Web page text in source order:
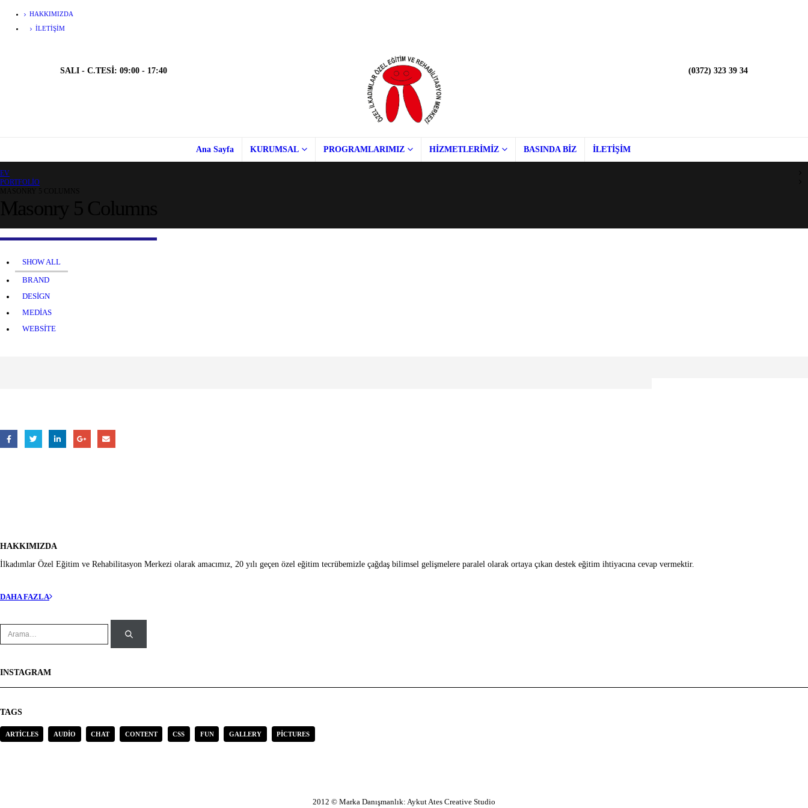
HAKKIMIZDA
İLETIŞIM
SALI - C.TESİ: 09:00 - 17:40 (0372) 323 39 34
Ana Sayfa KURUMSAL PROGRAMLARIMIZ HİZMETLERİMİZ BASINDA BİZ İLETİŞİM
EV
PORTFOLIO
SHOW ALL
BRAND
DESIGN
MEDIAS
WEBSITE
HAKKIMIZDA
İlkadımlar Özel Eğitim ve Rehabilitasyon Merkezi olarak amacımız, 20 yılı geçen özel eğitim tecrübemizle çağdaş bilimsel gelişmelere paralel olarak ortaya çıkan destek eğitim ihtiyacına cevap vermektir.
DAHA FAZLA
INSTAGRAM
TAGS
ARTICLES AUDIO CHAT CONTENT CSS FUN GALLERY PICTURES
2012 © Marka Danışmanlık: Aykut Ates Creative Studio